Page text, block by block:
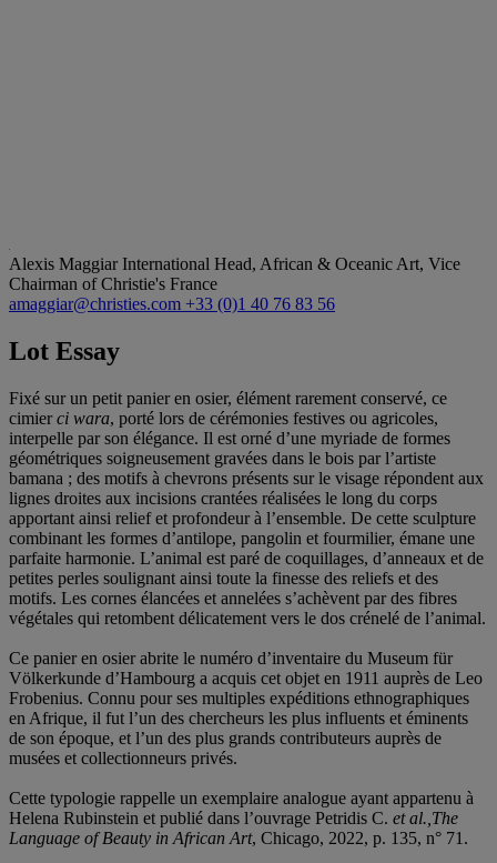
Alexis MaggiarInternational Head, African & Oceanic Art, Vice
Chairman of Christie's France
amaggiar@christies.com +33 (0)1 40 76 83 56
Lot Essay
Fixé sur un petit panier en osier, élément rarement conservé, ce
cimierci wara, porté lors de cérémonies festives ou agricoles,
interpelle par son élégance. Il est orné d’une myriade de formes
géométriques soigneusement gravées dans le bois par l’artiste
bamana ; des motifs à chevrons présents sur le visage répondent aux
lignes droites aux incisions crantées réalisées le long du corps
apportant ainsi relief et profondeur à l’ensemble. De cette sculpture
combinant les formes d’antilope, pangolin et fourmilier, émane une
parfaite harmonie. L’animal est paré de coquillages, d’anneaux et de
petites perles soulignant ainsi toute la finesse des reliefs et des
motifs. Les cornes élancées et annelées s’achèvent par des fibres
végétales qui retombent délicatement vers le dos crénelé de l’animal.
Ce panier en osier abrite le numéro d’inventaire du Museum für
Völkerkunde d’Hambourg a acquis cet objet en 1911 auprès de Leo
Frobenius. Connu pour ses multiples expéditions ethnographiques
en Afrique, il fut l’un des chercheurs les plus influents et éminents
de son époque, et l’un des plus grands contributeurs auprès de
musées et collectionneurs privés.
Cette typologie rappelle un exemplaire analogue ayant appartenu à
Helena Rubinstein et publié dans l’ouvrage Petridis C. et al., The
Language of Beauty in African Art, Chicago, 2022, p. 135, n° 71.